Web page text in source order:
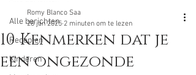
Alle berichten
Recepten
Kinderen
10 Kenmerken dat je
een ongezonde
Romy Blanco Saa
28 jan 2025 2 minuten om te lezen